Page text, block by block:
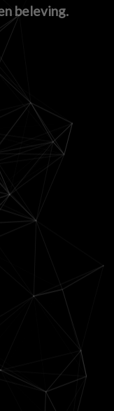
beleving.